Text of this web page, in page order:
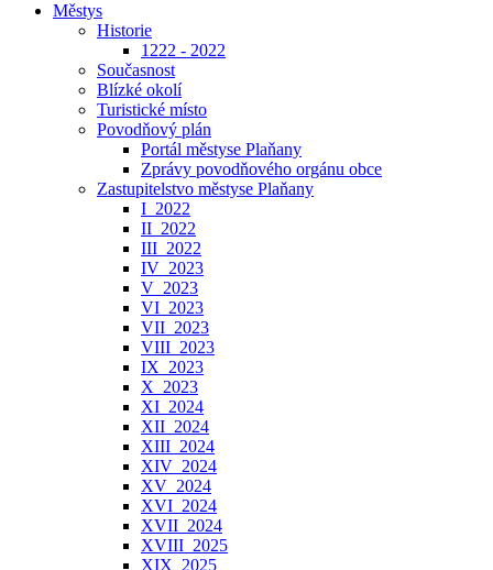
Městys
Historie
1222 - 2022
Současnost
Blízké okolí
Turistické místo
Povodňový plán
Portál městyse Plaňany
Zprávy povodňového orgánu obce
Zastupitelstvo městyse Plaňany
I_2022
II_2022
III_2022
IV_2023
V_2023
VI_2023
VII_2023
VIII_2023
IX_2023
X_2023
XI_2024
XII_2024
XIII_2024
XIV_2024
XV_2024
XVI_2024
XVII_2024
XVIII_2025
XIX_2025